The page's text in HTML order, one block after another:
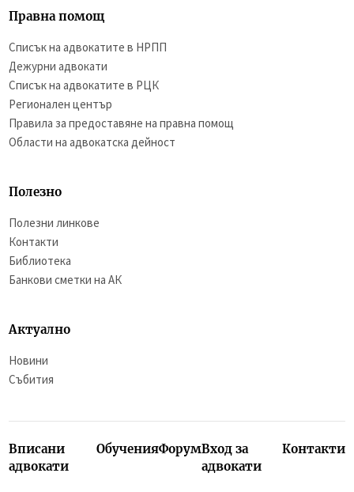
Правна помощ
Списък на адвокатите в НРПП
Дежурни адвокати
Списък на адвокатите в РЦК
Регионален център
Правила за предоставяне на правна помощ
Области на адвокатска дейност
Полезно
Полезни линкове
Контакти
Библиотека
Банкови сметки на АК
Актуално
Новини
Събития
Вписани
адвокати
ОбученияФорумВход за
адвокати
Контакти